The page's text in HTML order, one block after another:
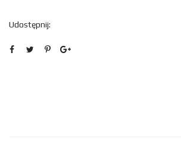
HMT-
1Z1
Udostępnij: